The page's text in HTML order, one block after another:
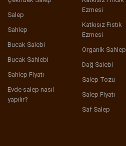
Salep
Sahlep
Bucak Salebi
Bucak Sahlebi
Sahlep Fiyatı
Evde salep nasıl
yapılır?
Ezmesi
Katkısız Fıstık
Ezmesi
Organik Sahlep
Dağ Salebi
Salep Tozu
Salep Fiyatı
Saf Salep